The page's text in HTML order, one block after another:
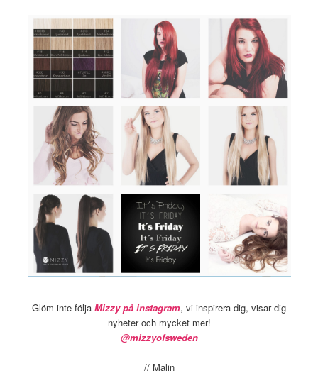
Glöm inte följa Mizzy på instagram, vi inspirera dig, visar dig
nyheter och mycket mer!
@mizzyofsweden
// Malin